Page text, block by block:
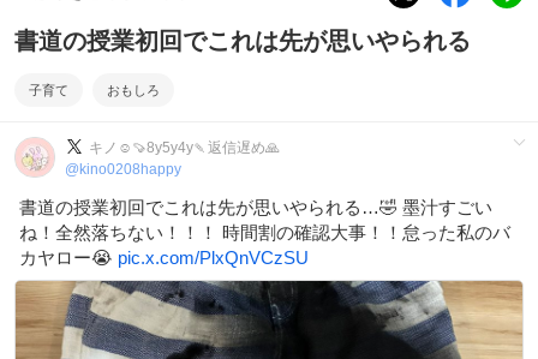
書道の授業初回でこれは先が思いやられる
子育て おもしろ
キノ☺︎🍠8y5y4y🍡返信遅め🙏
@ kino0208happy
書道の授業初回でこれは先が思いやられる…🤣 墨汁すごい
ね！全然落ちない！！！ 時間割の確認大事！！怠った私のバ
カヤロー😭 pic.x.com/PlxQnVCzSU